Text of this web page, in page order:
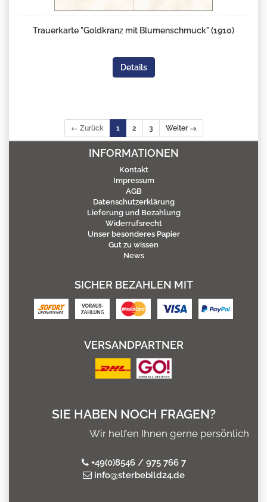
Trauerkarte "Goldkranz mit Blumenschmuck" (1910)
Details
← Zurück 1 2 3 Weiter →
INFORMATIONEN
Kontakt
Impressum
AGB
Datenschutzerklärung
Lieferung und Bezahlung
Widerrufsrecht
Unser besonderes Papier
Gut zu wissen
News
SICHER BEZAHLEN MIT
VERSANDPARTNER
SIE HABEN NOCH FRAGEN?
Wir helfen Ihnen gerne persönlich
+49(0)8546 / 975 766 7
info@sterbebild24.de